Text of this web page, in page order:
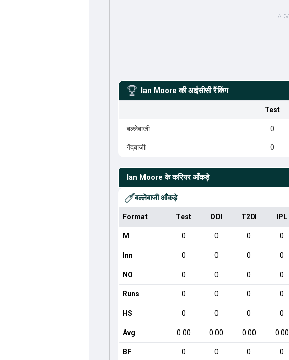
Ian Moore की आईसीसी रैंकिंग
Test
बल्लेबाजी 0
गेंदबाजी 0
Ian Moore के करियर आँकड़े
बल्लेबाजी आँकड़े
Format Test ODI T20I IPL
M 0 0 0 0
Inn 0 0 0 0
NO 0 0 0 0
Runs 0 0 0 0
HS 0 0 0 0
Avg 0.00 0.00 0.00 0.00
BF 0 0 0 0